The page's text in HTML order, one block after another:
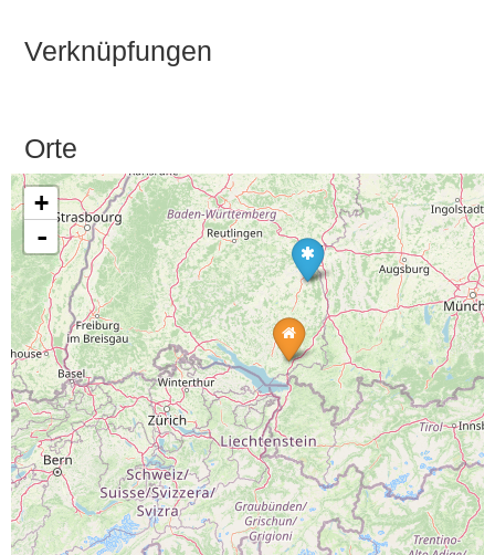
Verknüpfungen
Orte
+
-